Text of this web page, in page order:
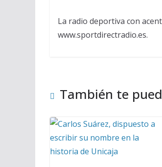
La radio deportiva con
www.sportdirectradio.es.
También te